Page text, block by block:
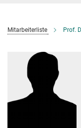
Mitarbeiterliste Prof.